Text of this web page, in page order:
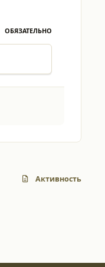
ОБЯЗАТЕЛЬНО
Активность